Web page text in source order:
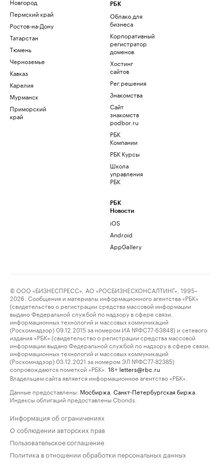
Пермский край
Ростов-на-Дону
Татарстан
Тюмень
Черноземье
Кавказ
Карелия
Мурманск
Приморский
край
РБК
Облако для
бизнеса
Корпоративный
регистратор
доменов
Хостинг
сайтов
Рег.решения
Знакомства
Сайт
знакомств
podbor.ru
РБК
Компании
РБК Курсы
Школа
управления
РБК
РБК
Новости
iOS
Android
AppGallery
© ООО «БИЗНЕСПРЕСС», АО «РОСБИЗНЕСКОНСАЛТИНГ», 1995–
2026. Сообщения и материалы информационного агентства «РБК»
(свидетельство о регистрации средства массовой информации
выдано Федеральной службой по надзору в сфере связи,
информационных технологий и массовых коммуникаций
(Роскомнадзор) 09.12.2015 за номером ИА №ФС77-63848) и сетевого
издания «РБК» (свидетельство о регистрации средства массовой
информации выдано Федеральной службой по надзору в сфере связи,
информационных технологий и массовых коммуникаций
(Роскомнадзор) 03.12.2021 за номером ЭЛ №ФС77-82385)
сопровождаются пометкой «РБК».
18+ letters@rbc.ru
Владельцем сайта является информационное агентство «РБК».
Данные предоставлены: Мосбиржа Санкт-Петербургская биржа
Индексы облигаций предоставлены Cbonds.
Информация об ограничениях
О соблюдении авторских прав
Пользовательское соглашение
Политика в отношении обработки персональных данных